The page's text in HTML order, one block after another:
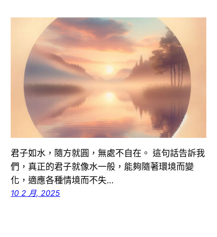
君子如水，隨方就圓，無處不自在。 這句話告訴我
們，真正的君子就像水一般，能夠隨著環境而變
化，適應各種情境而不失…
10 2 月, 2025